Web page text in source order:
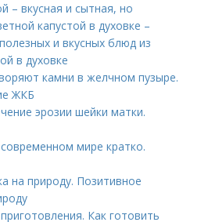
– вкусная и сытная, но
капустой в духовке –
и вкусных блюд из
в духовке
камни в желчном пузыре.
ЖКБ
эрозии шейки матки.
мире кратко.
на природу. Позитивное
Как готовить